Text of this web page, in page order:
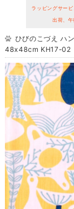
ラッピングサー
出荷、午
ひびのこづえ ハ
48x48cm KH17-02